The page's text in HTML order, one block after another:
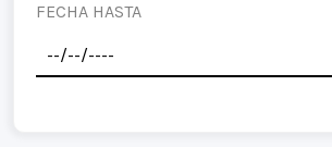
FECHA HASTA